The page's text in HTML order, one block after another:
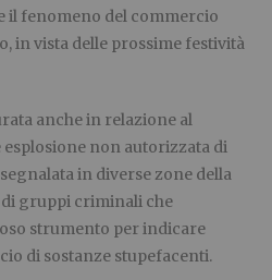
fenomeno del commercio
in vista delle prossime festività
anche in relazione al
non autorizzata di
in diverse zone della
di gruppi criminali che
strumento per indicare
di sostanze stupefacenti.